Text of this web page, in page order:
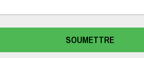
SOUMETTRE